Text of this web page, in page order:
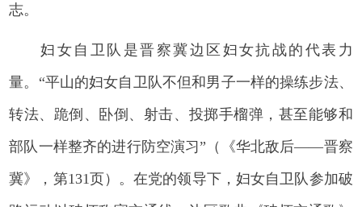
志。
妇女自卫队是晋察冀边区妇女抗战的代表力
量。“平山的妇女自卫队不但和男子一样的操练步法、
转法、跪倒、卧倒、射击、投掷手榴弹，甚至能够和
部队一样整齐的进行防空演习”（《华北敌后——晋察
冀》，第131页）。在党的领导下，妇女自卫队参加破